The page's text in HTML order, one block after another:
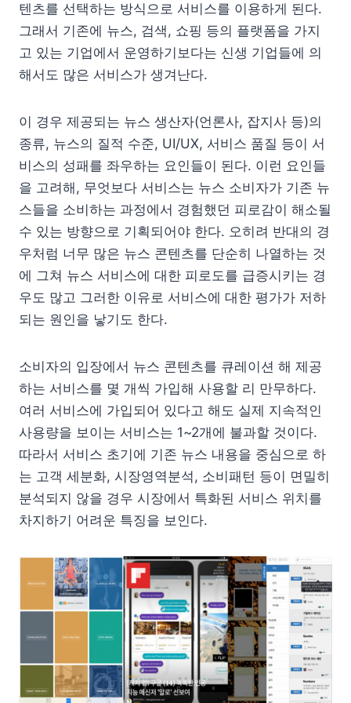
텐츠를 선택하는 방식으로 서비스를 이용하게 된다.
그래서 기존에 뉴스, 검색, 쇼핑 등의 플랫폼을 가지
고 있는 기업에서 운영하기보다는 신생 기업들에 의
해서도 많은 서비스가 생겨난다.
이 경우 제공되는 뉴스 생산자(언론사, 잡지사 등)의
종류, 뉴스의 질적 수준, UI/UX, 서비스 품질 등이 서
비스의 성패를 좌우하는 요인들이 된다. 이런 요인들
을 고려해, 무엇보다 서비스는 뉴스 소비자가 기존 뉴
스들을 소비하는 과정에서 경험했던 피로감이 해소될
수 있는 방향으로 기획되어야 한다. 오히려 반대의 경
우처럼 너무 많은 뉴스 콘텐츠를 단순히 나열하는 것
에 그쳐 뉴스 서비스에 대한 피로도를 급증시키는 경
우도 많고 그러한 이유로 서비스에 대한 평가가 저하
되는 원인을 낳기도 한다.
소비자의 입장에서 뉴스 콘텐츠를 큐레이션 해 제공
하는 서비스를 몇 개씩 가입해 사용할 리 만무하다.
여러 서비스에 가입되어 있다고 해도 실제 지속적인
사용량을 보이는 서비스는 1~2개에 불과할 것이다.
따라서 서비스 초기에 기존 뉴스 내용을 중심으로 하
는 고객 세분화, 시장영역분석, 소비패턴 등이 면밀히
분석되지 않을 경우 시장에서 특화된 서비스 위치를
차지하기 어려운 특징을 보인다.